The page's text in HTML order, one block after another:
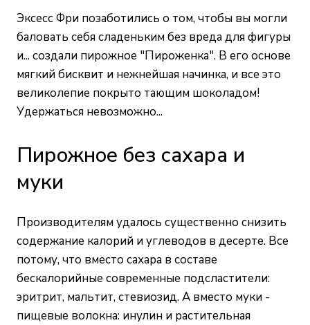
Эксесс Фри позаботились о том, чтобы вы могли
баловать себя сладеньким без вреда для фигуры
и... создали пирожное "Пироженка". В его основе
мягкий бисквит и нежнейшая начинка, и все это
великолепие покрыто тающим шоколадом!
Удержаться невозможно...
Пирожное без сахара и
муки
Производителям удалось существенно снизить
содержание калорий и углеводов в десерте. Все
потому, что вместо сахара в составе
бескалорийные современные подсластители:
эритрит, мальтит, стевиозид. А вместо муки -
пищевые волокна: инулин и растительная